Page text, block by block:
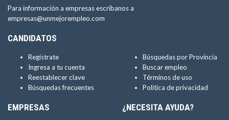
Para información a empresas escríbanos a
empresas@unmejorempleo.com
CANDIDATOS
Regístrate
Ingresa a tu cuenta
Reestablecer clave
Búsquedas frecuentes
Búsquedas por Provincia
Buscar empleo
Términos de uso
Política de privacidad
EMPRESAS ¿NECESITA AYUDA?